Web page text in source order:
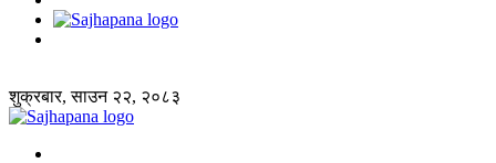
शुक्रबार, साउन २२, २०८३